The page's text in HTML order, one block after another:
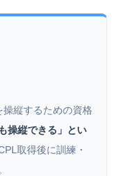
縦するための資格
操縦できる」とい
取得後に訓練・